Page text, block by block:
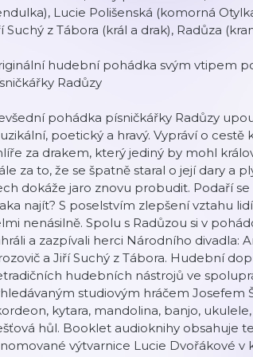
Lucie Polišenská (komorná
Suchý z Tábora (král a drak), Radůza
hudební pohádka svým vtipem
Radůzy
pohádka písničkářky Radůzy
poetický a hravý. Vypráví o
za drakem, který jediný by mohl
za to, že se špatně staral o její dary a
dokáže jaro znovu probudit. Podaří
najít? S poselstvím zlepšení vztahu
nenásilně. Spolu s Radůzou si v
a zazpívali herci Národního divadla:
a Jiří Suchý z Tábora. Hudební
hudebních nástrojů ve
studiovým hráčem Josefem
kytara, mandolina, banjo,
hůl. Booklet audioknihy obsahuje
výtvarnice Lucie Dvořákové v